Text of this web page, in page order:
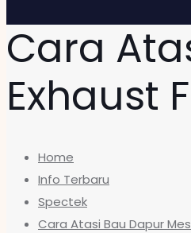
Cara
Exhaust
Home
Info Terbaru
Spectek
Cara Atasi Bau Dapur